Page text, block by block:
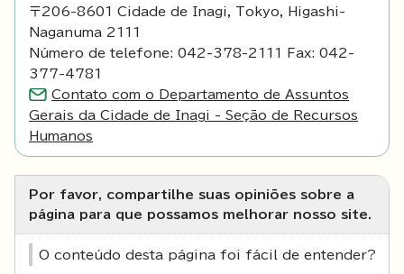
〒206-8601 Cidade de Inagi, Tokyo, Higashi-
Naganuma 2111
Número de telefone: 042-378-2111 Fax: 042-
377-4781
Contato com o Departamento de Assuntos
Gerais da Cidade de Inagi - Seção de Recursos
Humanos
Por favor, compartilhe suas opiniões sobre a
página para que possamos melhorar nosso site.
O conteúdo desta página foi fácil de entender?